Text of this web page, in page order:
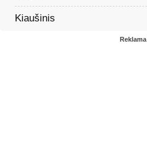
Kiaušinis
Reklama